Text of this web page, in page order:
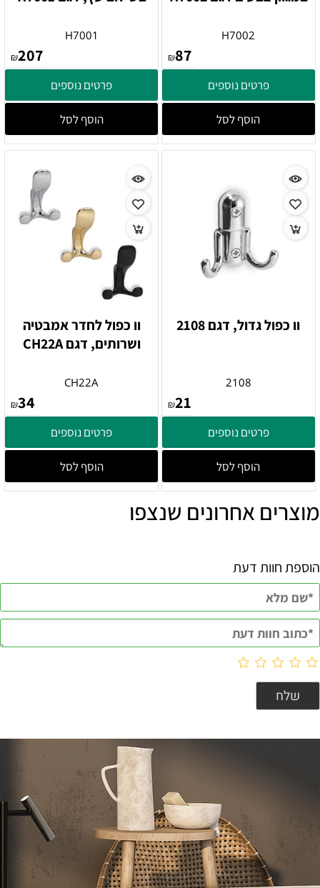
H7002
₪87
פרטים נוספים
הוסף לסל
H7001
₪207
פרטים נוספים
הוסף לסל
וו כפול גדול, דגם 2108
2108
₪21
פרטים נוספים
הוסף לסל
וו כפול לחדר אמבטיה
ושרותים, דגם CH22A
CH22A
₪34
פרטים נוספים
הוסף לסל
מוצרים אחרונים שנצפו
הוספת חוות דעת